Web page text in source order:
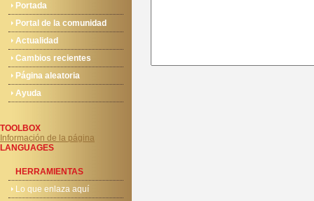
Portada
Portal de la comunidad
Actualidad
Cambios recientes
Página aleatoria
Ayuda
TOOLBOX
Información de la página
LANGUAGES
HERRAMIENTAS
Lo que enlaza aquí